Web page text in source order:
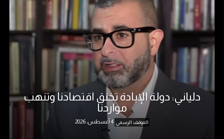
دلياني: دولة الإبادة تخنق اقتصادنا وتنهب
مواردنا
الموقف الرسمي 4 أغسطس، 2026